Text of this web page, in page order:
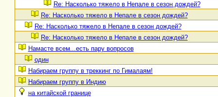
Re: Насколько тяжело в Непале в сезон дождей?
Re: Насколько тяжело в Непале в сезон дождей?
Re: Насколько тяжело в Непале в сезон дождей?
Re: Насколько тяжело в Непале в сезон дождей?
Намасте всем...есть пару вопросов
один
Набираем группу в треккинг по Гималаям!
Набираем группу в Индию
на китайской границе